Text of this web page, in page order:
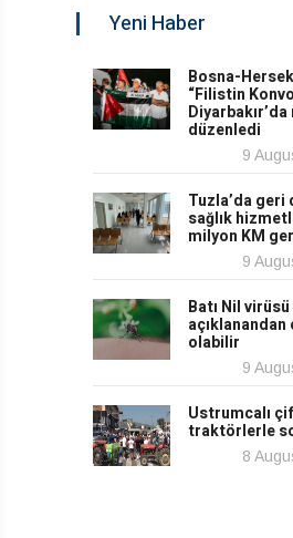
Yeni Haber
Bosna-
“Filistin
düzenledi
9
Tuzla’da geri
sağlık
milyon KM
9
Batı Nil
olabilir
9
Ustrumcalı
traktörlerle
8